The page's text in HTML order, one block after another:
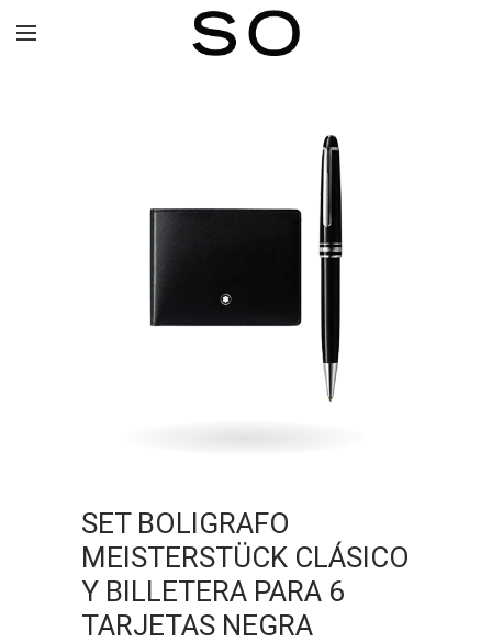
SET BOLIGRAFO
MEISTERSTÜCK CLÁSICO
Y BILLETERA PARA 6
TARJETAS NEGRA